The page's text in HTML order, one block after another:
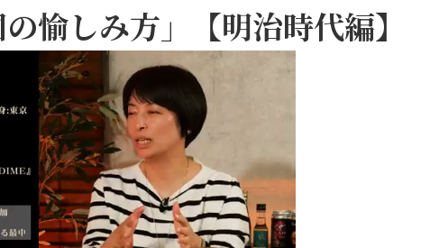
愉しみ方」【明治時代編】